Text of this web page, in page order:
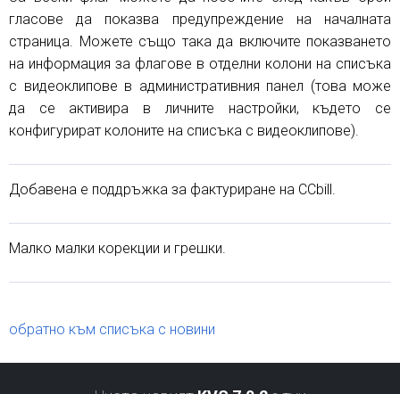
гласове да показва предупреждение на началната
страница. Можете също така да включите показването
на информация за флагове в отделни колони на списъка
с видеоклипове в административния панел (това може
да се активира в личните настройки, където се
конфигурират колоните на списъка с видеоклипове).
Добавена е поддръжка за фактуриране на CCbill.
Малко малки корекции и грешки.
обратно към списъка с новини